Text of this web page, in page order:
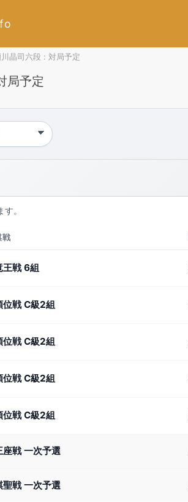
晶司六段 : 対局予定
局予定
。
戦
王戦 6組
位戦 C級2組
位戦 C級2組
位戦 C級2組
位戦 C級2組
座戦 一次予選
聖戦 一次予選